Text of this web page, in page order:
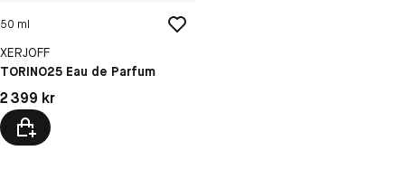
50 ml
XERJOFF
TORINO25 Eau de Parfum
Pris: 2 399 kr
2 399 kr